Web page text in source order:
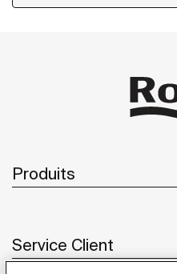
Produits
Service Client